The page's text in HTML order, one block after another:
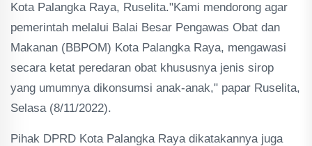
Kota Palangka Raya, Ruselita."Kami mendorong agar
pemerintah melalui Balai Besar Pengawas Obat dan
Makanan (BBPOM) Kota Palangka Raya, mengawasi
secara ketat peredaran obat khususnya jenis sirop
yang umumnya dikonsumsi anak-anak," papar Ruselita,
Selasa (8/11/2022).
Pihak DPRD Kota Palangka Raya dikatakannya juga